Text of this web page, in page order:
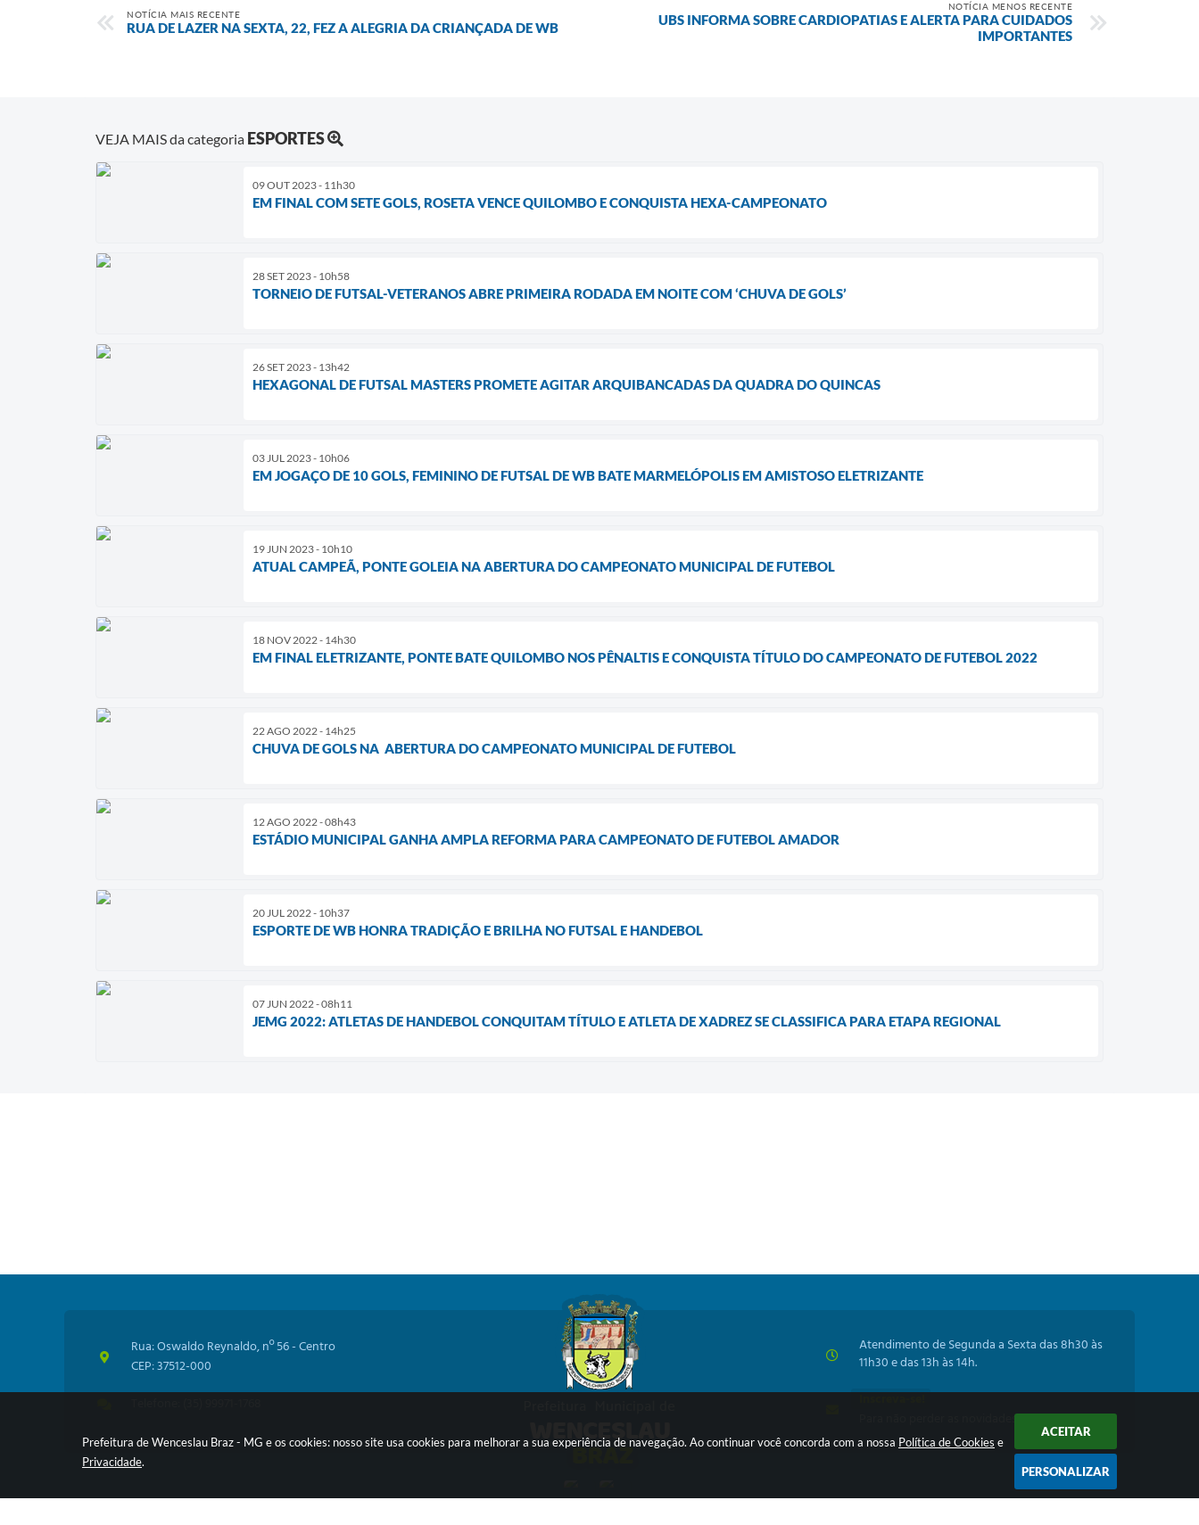
Prefeitura de Wenceslau Braz - MG e os cookies: nosso site usa cookies para melhorar a sua experiência de navegação. Ao continuar você concorda com a nossa Política de Cookies e
Privacidade.
ACEITAR
PERSONALIZAR
NOTÍCIA MAIS RECENTE
RUA DE LAZER NA SEXTA, 22, FEZ A ALEGRIA DA CRIANÇADA DE WB
NOTÍCIA MENOS RECENTE
UBS INFORMA SOBRE CARDIOPATIAS E ALERTA PARA CUIDADOS
IMPORTANTES
VEJA MAIS da categoria ESPORTES
09 OUT 2023 - 11h30
EM FINAL COM SETE GOLS, ROSETA VENCE QUILOMBO E CONQUISTA HEXA-CAMPEONATO
28 SET 2023 - 10h58
TORNEIO DE FUTSAL-VETERANOS ABRE PRIMEIRA RODADA EM NOITE COM ‘CHUVA DE GOLS’
26 SET 2023 - 13h42
HEXAGONAL DE FUTSAL MASTERS PROMETE AGITAR ARQUIBANCADAS DA QUADRA DO QUINCAS
03 JUL 2023 - 10h06
EM JOGAÇO DE 10 GOLS, FEMININO DE FUTSAL DE WB BATE MARMELÓPOLIS EM AMISTOSO ELETRIZANTE
19 JUN 2023 - 10h10
ATUAL CAMPEÃ, PONTE GOLEIA NA ABERTURA DO CAMPEONATO MUNICIPAL DE FUTEBOL
18 NOV 2022 - 14h30
EM FINAL ELETRIZANTE, PONTE BATE QUILOMBO NOS PÊNALTIS E CONQUISTA TÍTULO DO CAMPEONATO DE FUTEBOL 2022
22 AGO 2022 - 14h25
CHUVA DE GOLS NA ABERTURA DO CAMPEONATO MUNICIPAL DE FUTEBOL
12 AGO 2022 - 08h43
ESTÁDIO MUNICIPAL GANHA AMPLA REFORMA PARA CAMPEONATO DE FUTEBOL AMADOR
20 JUL 2022 - 10h37
ESPORTE DE WB HONRA TRADIÇÃO E BRILHA NO FUTSAL E HANDEBOL
07 JUN 2022 - 08h11
JEMG 2022: ATLETAS DE HANDEBOL CONQUITAM TÍTULO E ATLETA DE XADREZ SE CLASSIFICA PARA ETAPA REGIONAL
Rua: Oswaldo Reynaldo, nº 56 - Centro
CEP: 37512-000
Atendimento de Segunda a Sexta das 8h30 às
11h30 e das 13h às 14h.
Para não perder as novidades da Prefeitura